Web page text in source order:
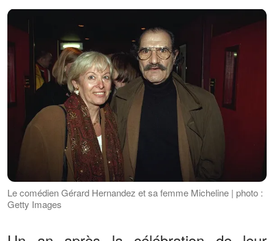
Le comédien Gérard Hernandez et sa femme Micheline | photo :
Getty Images